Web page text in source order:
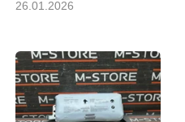
26.01.2026